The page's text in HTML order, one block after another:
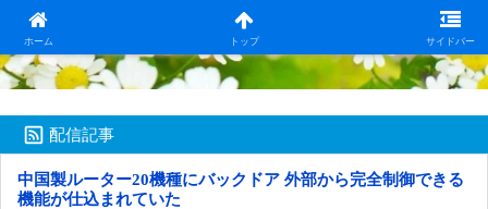
ホーム トップ サイドバー
日本第一！ニュース録
配信記事
中国製ルーター20機種にバックドア 外部から完全制御できる
機能が仕込まれていた